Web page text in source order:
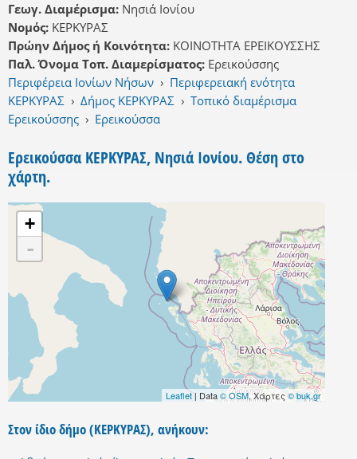
Γεωγ. Διαμέρισμα: Νησιά Ιονίου
Νομός: ΚΕΡΚΥΡΑΣ
Πρώην Δήμος ή Κοινότητα: ΚΟΙΝΟΤΗΤΑ ΕΡΕΙΚΟΥΣΣΗΣ
Παλ. Όνομα Τοπ. Διαμερίσματος: Ερεικούσσης
Περιφέρεια Ιονίων Νήσων › Περιφερειακή ενότητα
ΚΕΡΚΥΡΑΣ › Δήμος ΚΕΡΚΥΡΑΣ › Τοπικό διαμέρισμα
Ερεικούσσης › Ερεικούσσα
Ερεικούσσα ΚΕΡΚΥΡΑΣ, Νησιά Ιονίου. Θέση στο
χάρτη.
+
-
Leaflet | Data© OSM, Χάρτες© buk.gr
Στον ίδιο δήμο (ΚΕΡΚΥΡΑΣ), ανήκουν: